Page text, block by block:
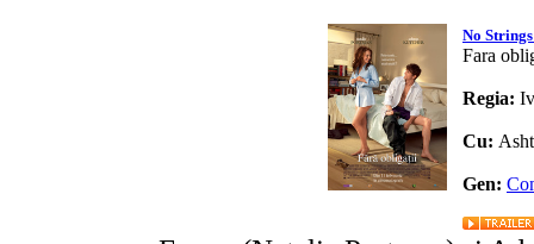
No
Fara
Regia:
Cu:
Gen: